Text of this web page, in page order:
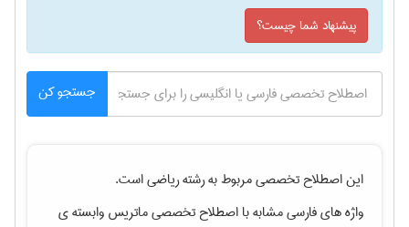
پیشنهاد شما چیست؟
جستجو کن
این اصطلاح تخصصی مربوط به رشتهرياضیاست.
واژه های فارسی مشابه با اصطلاح تخصصیماتریس وابسته ی